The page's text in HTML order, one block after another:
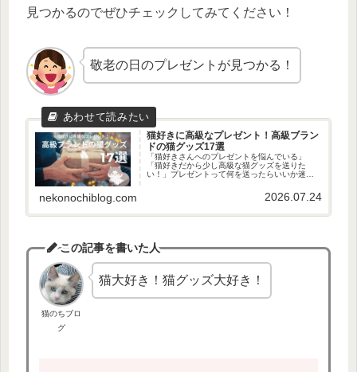
見つかるのでぜひチェックしてみてください！
敬老の日のプレゼントが見つかる！
猫好きに高級なプレゼント！高級ブラン
ドの猫グッズ17選
「猫好きさんへのプレゼントを悩んでいる」
「猫好きだから少し高級な猫グッズを送りた
い！」プレゼントって何を送ったらいいか迷い
すすめです！ということで、今回は、高級ブラ
ンドの猫グッズを紹介します。これを...
nekonochiblog.com 2026.07.24
この記事を書いた人
猫のちブロ
グ
猫大好き！猫グッズ大好き！